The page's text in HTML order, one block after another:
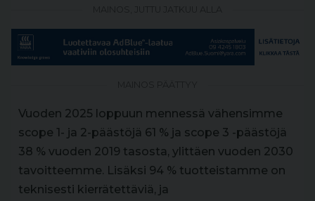
Vuoden 2025 loppuun mennessä vähensimme
scope 1- ja 2-päästöjä 61 % ja scope 3 -päästöjä
38 % vuoden 2019 tasosta, ylittäen vuoden 2030
tavoitteemme. Lisäksi 94 % tuotteistamme on
teknisesti kierrätettäviä, ja